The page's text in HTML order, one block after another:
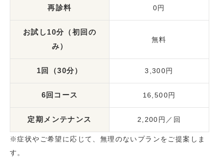
再診料 0円
お試し10分（初回の
み）
無料
1回（30分） 3,300円
6回コース 16,500円
定期メンテナンス 2,200円／回
※症状やご希望に応じて、無理のないプランをご提案しま
す。